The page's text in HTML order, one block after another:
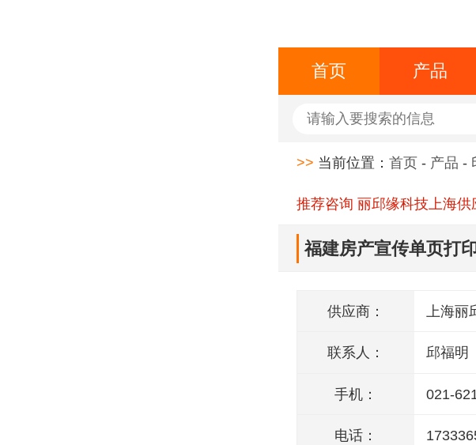
首页 产品
>> 当前位置： 首页 - 产品 -
推荐咨询 丽邱缘科技上海供
福建房产宣传单页打
供应商： 上海
联系人： 邱福明
手机： 021-
电话：